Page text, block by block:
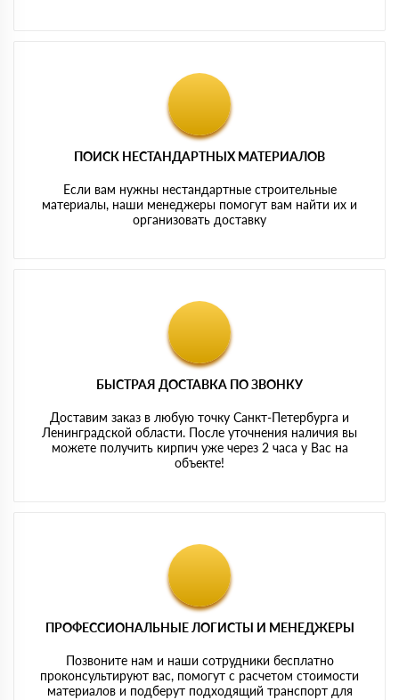
ПОИСК НЕСТАНДАРТНЫХ МАТЕРИАЛОВ
Если вам нужны нестандартные строительные
материалы, наши менеджеры помогут вам найти их и
организовать доставку
БЫСТРАЯ ДОСТАВКА ПО ЗВОНКУ
Доставим заказ в любую точку Санкт-Петербурга и
Ленинградской области. После уточнения наличия вы
можете получить кирпич уже через 2 часа у Вас на
объекте!
ПРОФЕССИОНАЛЬНЫЕ ЛОГИСТЫ И МЕНЕДЖЕРЫ
Позвоните нам и наши сотрудники бесплатно
проконсультируют вас, помогут с расчетом стоимости
материалов и подберут подходящий транспорт для